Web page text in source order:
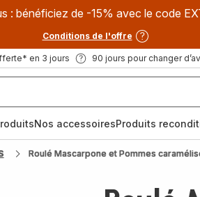
: bénéficiez de -15% avec le code
Conditions de l'offre
en 3 jours 90 jours pour changer
Nos accessoiresProduits
Roulé Mascarpone et Pommes